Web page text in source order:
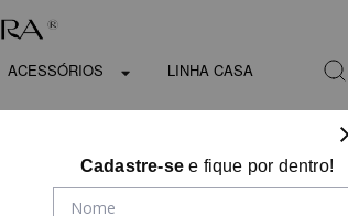
ACESSÓRIOS LINHA CASA
Cadastre-se e fique por dentro!